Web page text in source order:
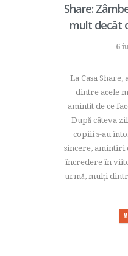
Share:
mult decât
6
La Casa
dintre acele
amintit de ce
După câteva
copiii s-au
sincere, amintiri
încredere în
urmă, mulți